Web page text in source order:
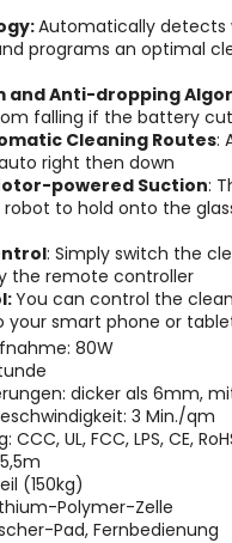
Automatically detects
programs an optimal
and Anti-dropping
falling if the battery
Cleaning Routes:
right then down
powered Suction:
to hold onto the
: Simply switch the
the remote controller
You can control the
your smart phone or
80W
dicker als 6mm,
3 Min./qm
UL, FCC, LPS, CE,
(150kg)
Polymer-Zelle
Pad, Fernbedienung